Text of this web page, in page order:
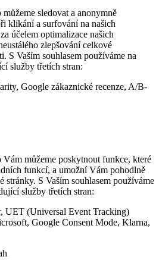
sledovat a anonymně
klikání a surfování na našich
účelem optimalizace našich
zlepšování celkové
S Vaším souhlasem používáme na
služby třetích stran:
Google zákaznické recenze, A/B-
Vám můžeme poskytnout funkce, které
funkcí, a umožní Vám pohodlně
stránky. S Vaším souhlasem používáme
služby třetích stran:
UET (Universal Event Tracking)
Google Consent Mode, Klarna,